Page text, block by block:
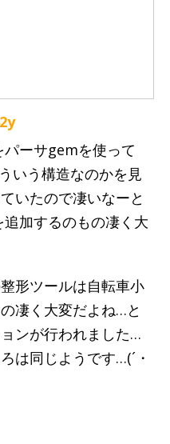
ーサgemを使って
いう構造なのかを見
いたので凄いなーと
加するのもの凄く大
形ツールは自転車小
凄く大変だよね…と
ンが行われました…
は同じようです…(´・